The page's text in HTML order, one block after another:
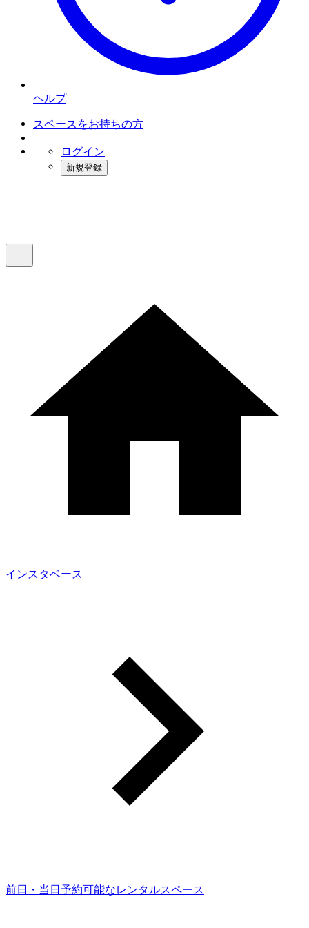
ヘルプ
スペースをお持ちの方
ログイン
新規登録
インスタベース
前日・当日予約可能なレンタルスペース